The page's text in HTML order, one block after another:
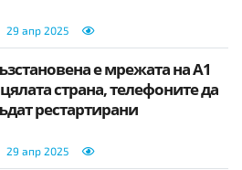
29 апр 2025
е мрежата на А1
страна, телефоните да
рестартирани
29 апр 2025